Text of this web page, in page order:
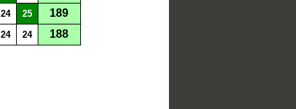
24 25 189
24 24 188